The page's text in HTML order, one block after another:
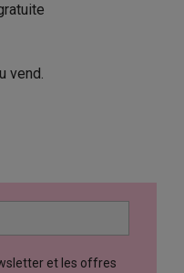
vend.
et les offres